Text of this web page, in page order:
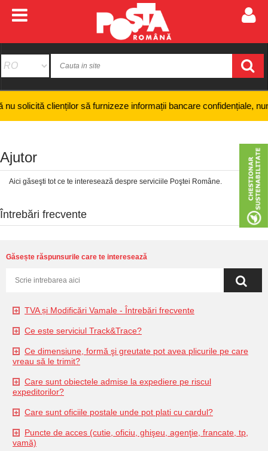
să furnizeze informații bancare confidențiale, numere de
Ajutor
Aici găseşti tot ce te interesează despre serviciile Poştei Române.
Întrebări frecvente
Găsește răspunsurile care te interesează
TVA și Modificări Vamale - Întrebări frecvente
Ce este serviciul Track&Trace?
Ce dimensiune, formă şi greutate pot avea plicurile pe care
vreau să le trimit?
Care sunt obiectele admise la expediere pe riscul
expeditorilor?
Care sunt oficiile postale unde pot plati cu cardul?
Puncte de acces (cutie, oficiu, ghişeu, agenţie, francate, tp,
vamă)